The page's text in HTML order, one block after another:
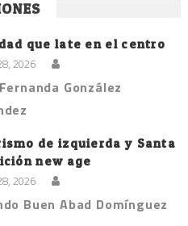
que late en el centro
2026
González
de izquierda y Santa
new age
2026
Buen Abad Domínguez